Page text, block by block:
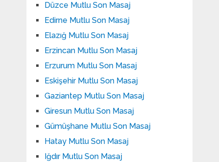
Düzce Mutlu Son Masaj
Edirne Mutlu Son Masaj
Elazığ Mutlu Son Masaj
Erzincan Mutlu Son Masaj
Erzurum Mutlu Son Masaj
Eskişehir Mutlu Son Masaj
Gaziantep Mutlu Son Masaj
Giresun Mutlu Son Masaj
Gümüşhane Mutlu Son Masaj
Hatay Mutlu Son Masaj
Iğdır Mutlu Son Masaj